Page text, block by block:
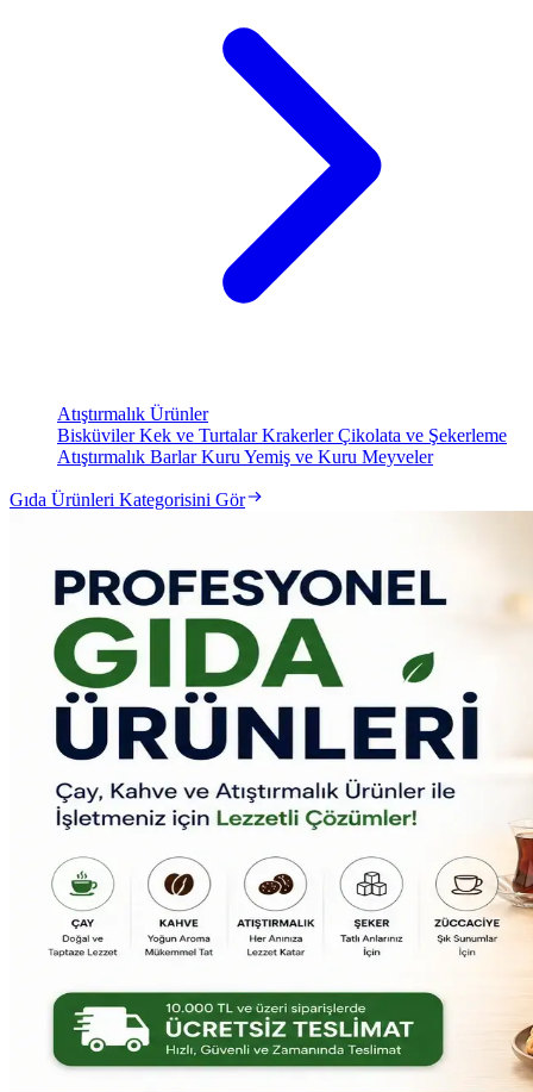
Atıştırmalık Ürünler
BisküvilerKek ve TurtalarKrakerlerÇikolata ve Şekerleme
Atıştırmalık BarlarKuru Yemiş ve Kuru Meyveler
Gıda Ürünleri Kategorisini Gör